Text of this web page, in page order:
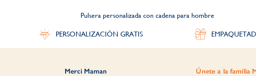
Pulsera personalizada con cadena para hombre
PERSONALIZACIÓN GRATIS
Merci Maman Únete a la familia